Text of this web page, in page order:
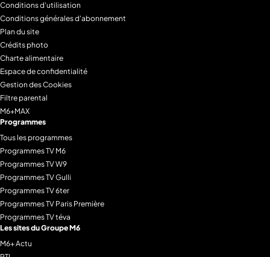
Conditions d'utilisation
Conditions générales d'abonnement
Plan du site
Crédits photo
Charte alimentaire
Espace de confidentialité
Gestion des Cookies
Filtre parental
M6+MAX
Programmes
Tous les programmes
Programmes TV M6
Programmes TV W9
Programmes TV Gulli
Programmes TV 6ter
Programmes TV Paris Première
Programmes TV téva
Les sites du Groupe M6
M6+ Actu